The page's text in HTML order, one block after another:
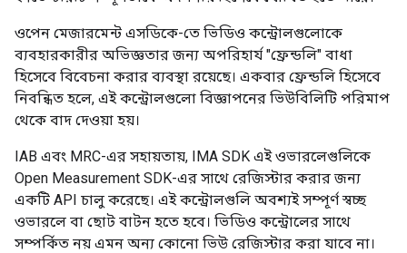
ওপেন মেজারমেন্ট এসডিকে-তে ভিডিও কন্ট্রোলগুলোকে
ব্যবহারকারীর অভিজ্ঞতার জন্য অপরিহার্য "ফ্রেন্ডলি" বাধা
হিসেবে বিবেচনা করার ব্যবস্থা রয়েছে। একবার ফ্রেন্ডলি হিসেবে
নিবন্ধিত হলে, এই কন্ট্রোলগুলো বিজ্ঞাপনের ভিউবিলিটি পরিমাপ
থেকে বাদ দেওয়া হয়।
IAB এবং MRC-এর সহায়তায়, IMA SDK এই ওভারলেগুলিকে
Open Measurement SDK-এর সাথে রেজিস্টার করার জন্য
একটি API চালু করেছে। এই কন্ট্রোলগুলি অবশ্যই সম্পূর্ণ স্বচ্ছ
ওভারলে বা ছোট বাটন হতে হবে। ভিডিও কন্ট্রোলের সাথে
সম্পর্কিত নয় এমন অন্য কোনো ভিউ রেজিস্টার করা যাবে না।